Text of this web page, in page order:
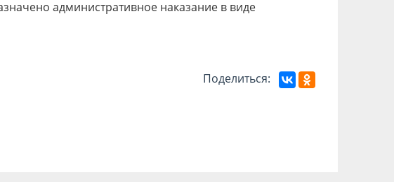
административное наказание в виде
Поделиться: